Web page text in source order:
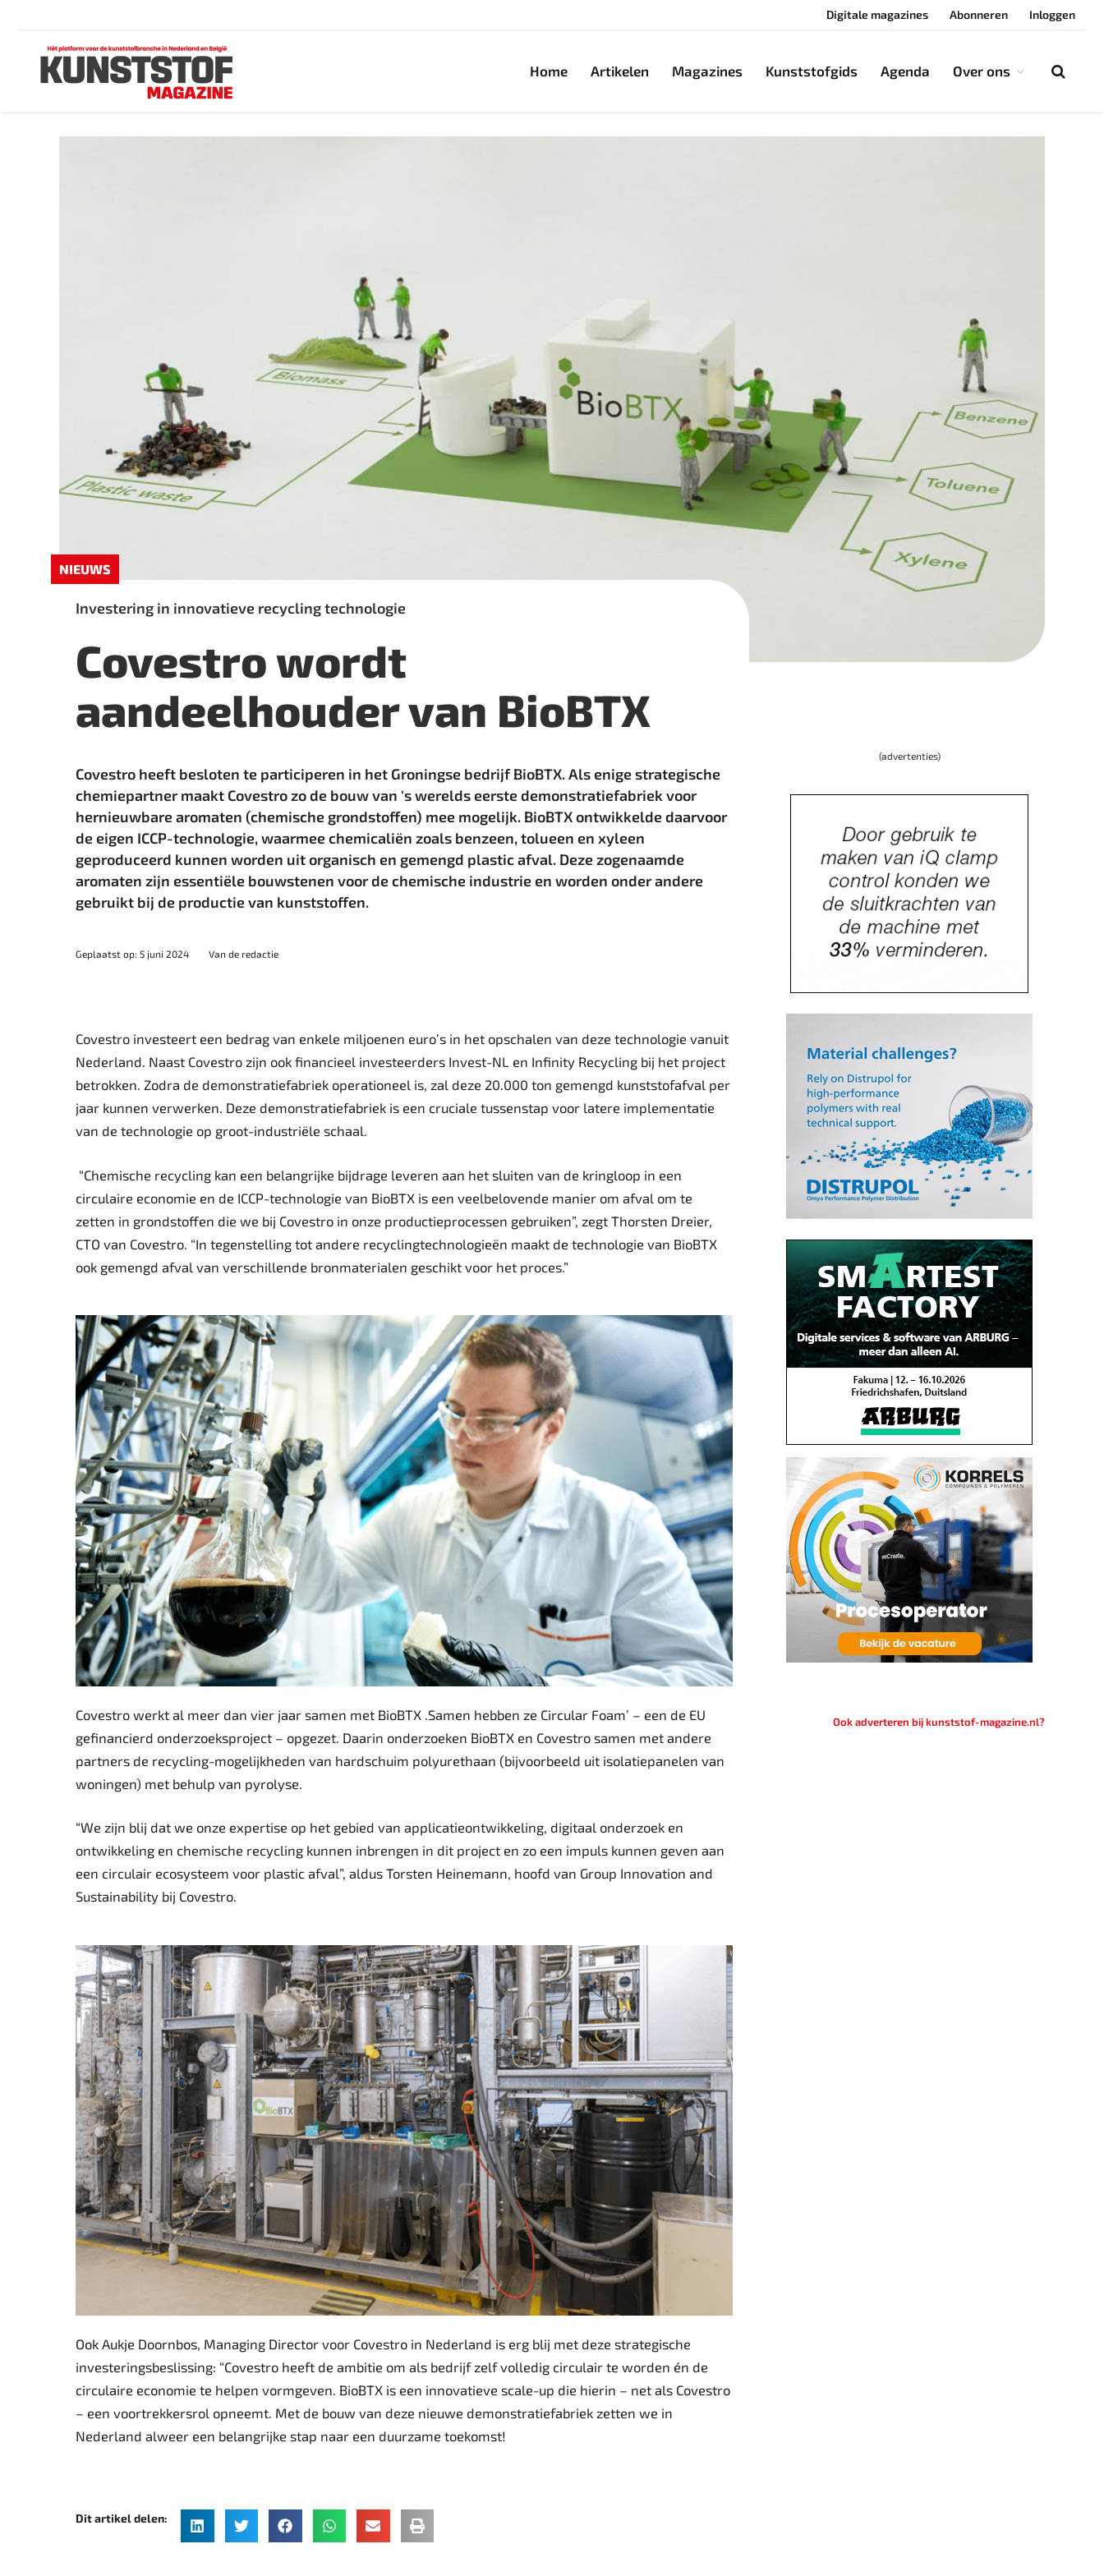
Digitale magazines Abonneren Inloggen
Home Artikelen Magazines Kunststofgids Agenda Over ons
NIEUWS
Investering in innovatieve recycling technologie
Covestro wordt
aandeelhouder van BioBTX
Covestro heeft besloten te participeren in het Groningse bedrijf BioBTX. Als enige strategische
chemiepartner maakt Covestro zo de bouw van 's werelds eerste demonstratiefabriek voor
hernieuwbare aromaten (chemische grondstoffen) mee mogelijk. BioBTX ontwikkelde daarvoor
de eigen ICCP-technologie, waarmee chemicaliën zoals benzeen, tolueen en xyleen
geproduceerd kunnen worden uit organisch en gemengd plastic afval. Deze zogenaamde
aromaten zijn essentiële bouwstenen voor de chemische industrie en worden onder andere
gebruikt bij de productie van kunststoffen.
Geplaatst op: 5 juni 2024 Van de redactie
Covestro investeert een bedrag van enkele miljoenen euro’s in het opschalen van deze technologie vanuit
Nederland. Naast Covestro zijn ook financieel investeerders Invest-NL en Infinity Recycling bij het project
betrokken. Zodra de demonstratiefabriek operationeel is, zal deze 20.000 ton gemengd kunststofafval per
jaar kunnen verwerken. Deze demonstratiefabriek is een cruciale tussenstap voor latere implementatie
van de technologie op groot-industriële schaal.
“Chemische recycling kan een belangrijke bijdrage leveren aan het sluiten van de kringloop in een
circulaire economie en de ICCP-technologie van BioBTX is een veelbelovende manier om afval om te
zetten in grondstoffen die we bij Covestro in onze productieprocessen gebruiken”, zegt Thorsten Dreier,
CTO van Covestro. “In tegenstelling tot andere recyclingtechnologieën maakt de technologie van BioBTX
ook gemengd afval van verschillende bronmaterialen geschikt voor het proces.”
Covestro werkt al meer dan vier jaar samen met BioBTX .Samen hebben ze Circular Foam’ – een de EU
gefinancierd onderzoeksproject – opgezet. Daarin onderzoeken BioBTX en Covestro samen met andere
partners de recycling-mogelijkheden van hardschuim polyurethaan (bijvoorbeeld uit isolatiepanelen van
woningen) met behulp van pyrolyse.
“We zijn blij dat we onze expertise op het gebied van applicatieontwikkeling, digitaal onderzoek en
ontwikkeling en chemische recycling kunnen inbrengen in dit project en zo een impuls kunnen geven aan
een circulair ecosysteem voor plastic afval”, aldus Torsten Heinemann, hoofd van Group Innovation and
Sustainability bij Covestro.
Ook Aukje Doornbos, Managing Director voor Covestro in Nederland is erg blij met deze strategische
investeringsbeslissing: “Covestro heeft de ambitie om als bedrijf zelf volledig circulair te worden én de
circulaire economie te helpen vormgeven. BioBTX is een innovatieve scale-up die hierin – net als Covestro
– een voortrekkersrol opneemt. Met de bouw van deze nieuwe demonstratiefabriek zetten we in
Nederland alweer een belangrijke stap naar een duurzame toekomst!
Dit artikel delen:
(advertenties)
Ook adverteren bij kunststof-magazine.nl?